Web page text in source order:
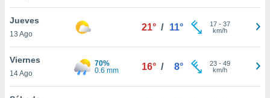
cookies
Jueves
13 Ago
21° / 11° 17- 37
km/h
Viernes
14 Ago
70%
0.6 mm
16° / 8° 23- 49
km/h